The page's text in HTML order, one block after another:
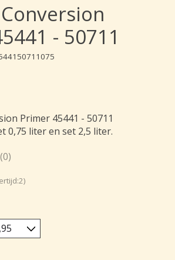
- 50711
Primer 45441 - 50711
0,75 liter en set 2,5 liter.
dit product is
(0)